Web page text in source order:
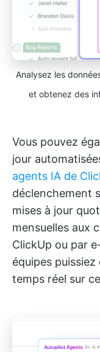
Analysez les
et obtenez des
Vous pouvez
jour
agents IA de
déclenchement
mises à jour
mensuelles aux
ClickUp ou par
équipes
temps réel sur